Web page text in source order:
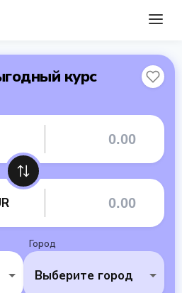
курс
Город
Выберите город